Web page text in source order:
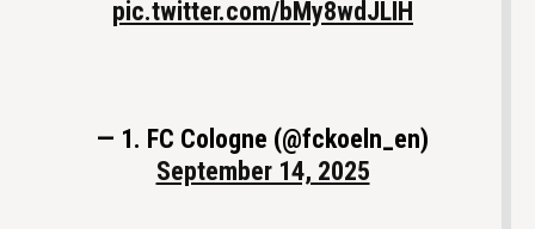
pic.twitter.com/bMy8wdJLIH
— 1. FC Cologne (@fckoeln_en)
September 14, 2025